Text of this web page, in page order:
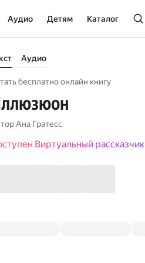
Аудио Детям Каталог
Аудио
бесплатно онлайн книгу
Ана Гратесс
Виртуальный рассказчик